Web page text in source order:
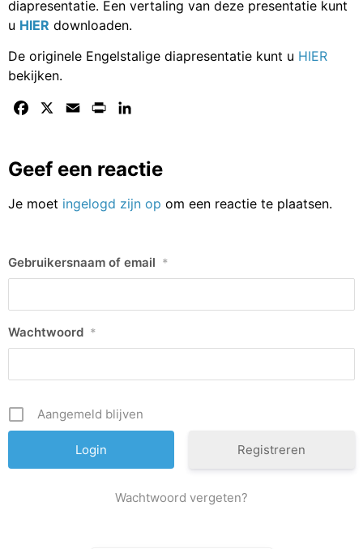
diapresentatie. Een vertaling van deze presentatie kunt
u HIER downloaden.
De originele Engelstalige diapresentatie kunt u HIER
bekijken.
Facebook Email Print
Geef een reactie
Je moet ingelogd zijn op om een reactie te plaatsen.
Gebruikersnaam of email *
Wachtwoord *
Aangemeld blijven
Registreren
Wachtwoord vergeten?